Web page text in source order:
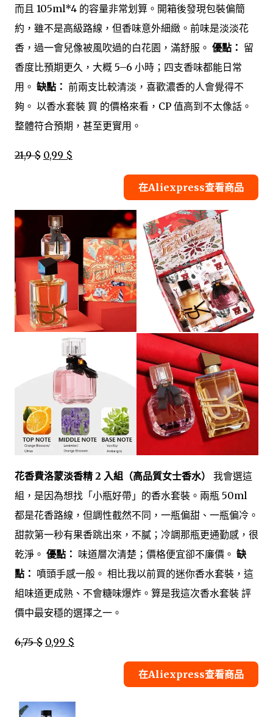
而且 105ml*4 的容量非常划算。開箱後發現包裝偏簡
約，雖不是高級路線，但香味意外細緻。前味是淡淡花
香，過一會兒像被風吹過的白花園，滿舒服。 優點： 留
香度比預期更久，大概 5–6 小時；四支香味都能日常
用。 缺點： 前兩支比較清淡，喜歡濃香的人會覺得不
夠。 以香水套裝 買 的價格來看，CP 值高到不太像話。
整體符合預期，甚至更實用。
21,9 $ 0,99 $
在Aliexpress查看商品
花香費洛蒙淡香精 2 入組（高品質女士香水）
我會選這
組，是因為想找「小瓶好帶」的香水套裝。兩瓶 50ml
都是花香路線，但調性截然不同，一瓶偏甜、一瓶偏冷。
甜款第一秒有果香跳出來，不膩；冷調那瓶更通勤感，很
乾淨。 優點： 味道層次清楚；價格便宜卻不廉價。 缺
點： 噴頭手感一般。 相比我以前買的迷你香水套裝，這
組味道更成熟、不會糖味爆炸。算是我這次香水套裝 評
價中最安穩的選擇之一。
6,75 $ 0,99 $
在Aliexpress查看商品